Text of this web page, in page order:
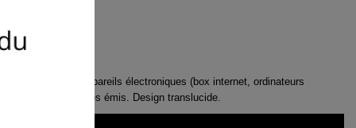
prise USB les appareils électroniques (box internet, ordinateurs
champs électriques émis. Design translucide.